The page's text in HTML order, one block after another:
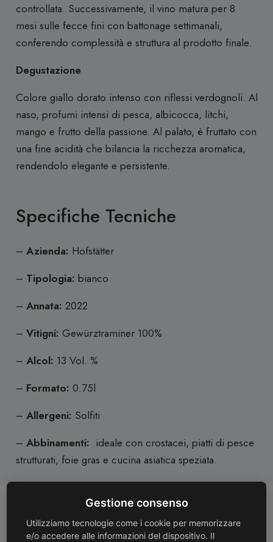
controllata. Successivamente, il vino matura per 8
mesi sulle fecce fini con battonage settimanali,
conferendo complessità e struttura al prodotto finale.
Degustazione
Colore giallo dorato intenso con riflessi verdognoli. Al
naso, profumi intensi di pesca, albicocca, litchi,
mango e frutto della passione. Al palato, è fruttato con
una fine acidità che bilancia la ricchezza aromatica,
rendendolo elegante e persistente.
Specifiche Tecniche
– Azienda: Hofstätter
– Tipologia: bianco
– Annata: 2022
– Vitigni: Gewürztraminer 100%
– Alcol: 13 Vol. %
– Formato: 0.75l
– Allergeni: Solfiti
– Abbinamenti: ideale con crostacei, piatti di pesce
strutturati, foie gras e cucina asiatica speziata.
Potrebbe anche piacerti
Gestione consenso
Utilizziamo tecnologie come i cookie per memorizzare
e/o accedere alle informazioni del dispositivo. Il